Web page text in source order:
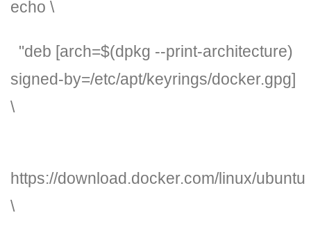
echo \
"deb [arch=$(dpkg --print-architecture)
signed-by=/etc/apt/keyrings/docker.gpg]
\
https://download.docker.com/linux/ubuntu
\